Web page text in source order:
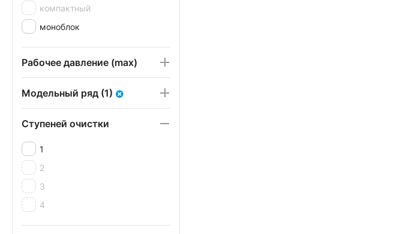
компактный
моноблок
Рабочее давление (max)
Модельный ряд (1)
Ступеней очистки
1
2
3
4